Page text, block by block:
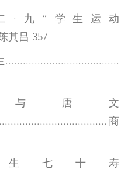
·九”学生运动
其昌 357
唐文
商
七十寿